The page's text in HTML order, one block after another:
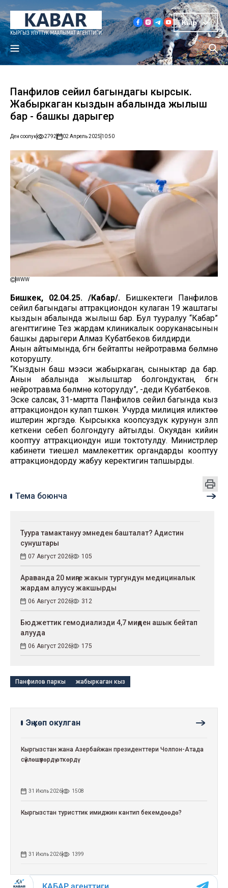
Кыр
Панфилов сейил багындагы кырсык.
Жабыркаган кыздын абалында жылыш
бар - башкы дарыгер
Ден соолук 2792 02 Апрель 2025 10:50
WWW
Бишкек, 02.04.25. /Кабар/. Бишкектеги Панфилов
сейил багындагы аттракциондон кулаган 19 жаштагы
кыздын абалында жылыш бар. Бул тууралуу “Кабар”
агенттигине Тез жардам клиникалык ооруканасынын
башкы дарыгери Алмаз Кубатбеков билдирди.
Анын айтымында, бүгүн бейтапты нейротравма бөлүмүнө
которушту.
“Кыздын баш мээси жабыркаган, сыныктар да бар.
Анын абалында жылыштар болгондуктан, бүгүн
нейротравма бөлүмүнө которулду”, -деди Кубатбеков.
Эске салсак, 31-мартта Панфилов сейил багында кыз
аттракциондон кулап түшкөн. Учурда милиция иликтөө
иштерин жүргүзүүдө. Кырсыкка коопсуздук курунун үзүлүп
кеткени себеп болгондугу айтылды. Окуядан кийин
кооптуу аттракциондун иши токтотулду. Министрлер
кабинети тиешелүү мамлекеттик органдарды кооптуу
аттракциондорду жабуу керектигин тапшырды.
Тема боюнча
Туура тамактануу эмнеден башталат? Адистин
сунуштары
07 Август 2026 105
Араванда 20 миңге жакын тургундун медициналык
жардам алуусу жакшырды
06 Август 2026 312
Бюджеттик гемодиализди 4,7 миңден ашык бейтап
алууда
06 Август 2026 175
Панфилов паркы жабыркаган кыз
Эң көп окулган
Кыргызстан жана Азербайжан президенттери Чолпон-Атада
сүйлөшүүлөрдү өткөрдү
31 Июль 2026 1508
Кыргызстан туристтик имиджин кантип бекемдөөдө?
31 Июль 2026 1399